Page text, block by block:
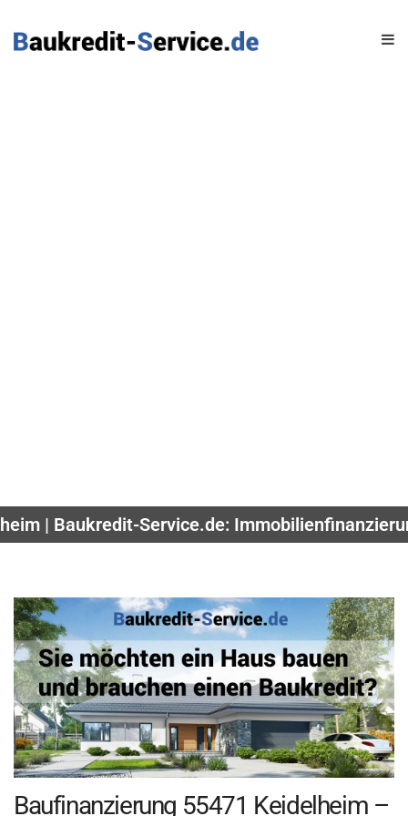
| Baukredit-Service.de:
Baufinanzierung 55471 Keidelheim –